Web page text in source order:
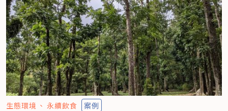
生態環境 永續飲食 案例